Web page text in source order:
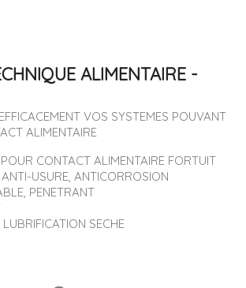
ALIMENTAIRE -
VOS SYSTEMES POUVANT
ALIMENTAIRE
POUR CONTACT ALIMENTAIRE FORTUIT
USURE, ANTICORROSION
PENETRANT
LUBRIFICATION SECHE